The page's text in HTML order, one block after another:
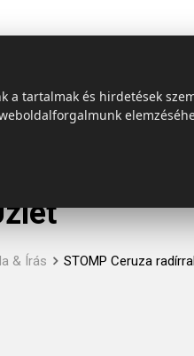
és szállítás Tech =
& Írás STOMP Ceruza radírral
a tartalmak és hirdetések